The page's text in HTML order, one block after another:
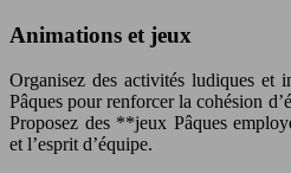
Animations et jeux
Organisez des activités ludiques et
Pâques pour renforcer la cohésion
Proposez des **jeux Pâques
et l’esprit d’équipe.